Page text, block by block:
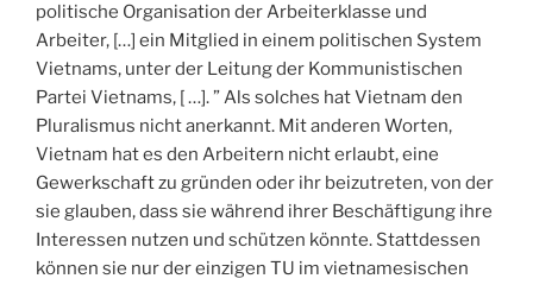
politische Organisation der Arbeiterklasse und
Arbeiter, […] ein Mitglied in einem politischen System
Vietnams, unter der Leitung der Kommunistischen
Partei Vietnams, [ …]. ” Als solches hat Vietnam den
Pluralismus nicht anerkannt. Mit anderen Worten,
Vietnam hat es den Arbeitern nicht erlaubt, eine
Gewerkschaft zu gründen oder ihr beizutreten, von der
sie glauben, dass sie während ihrer Beschäftigung ihre
Interessen nutzen und schützen könnte. Stattdessen
können sie nur der einzigen TU im vietnamesischen